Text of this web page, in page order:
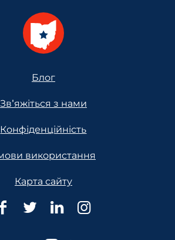
Блог
Зв'яжіться з нами
Конфіденційність
використання
Карта сайту
Юридична
Юридична
Юридична